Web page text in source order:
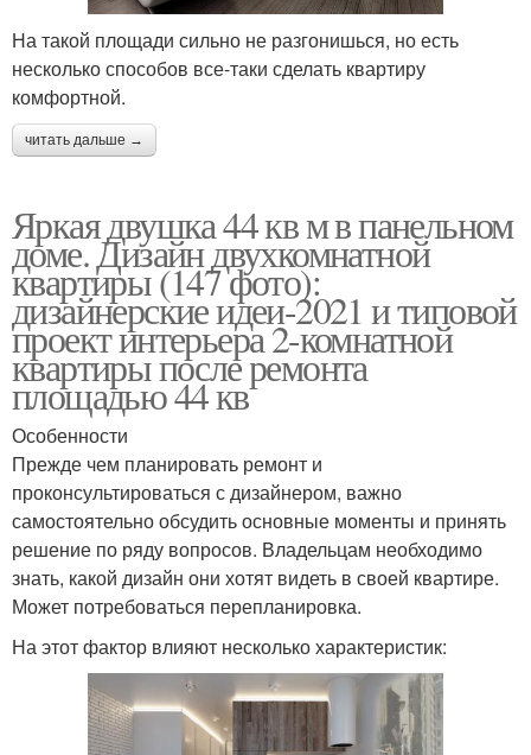
На такой площади сильно не разгонишься, но есть
несколько способов все-таки сделать квартиру
комфортной.
читать дальше →
Яркая двушка 44 кв м в панельном
доме. Дизайн двухкомнатной
квартиры (147 фото):
дизайнерские идеи-2021 и типовой
проект интерьера 2-комнатной
квартиры после ремонта
площадью 44 кв
Особенности
Прежде чем планировать ремонт и
проконсультироваться с дизайнером, важно
самостоятельно обсудить основные моменты и принять
решение по ряду вопросов. Владельцам необходимо
знать, какой дизайн они хотят видеть в своей квартире.
Может потребоваться перепланировка.
На этот фактор влияют несколько характеристик: